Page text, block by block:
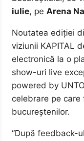
iulie, peArena
Noutatea ediției
viziunii KAPITAL
electronică la o
show-uri live
powered by
celebrare pe
bucureștenilor.
“După feedback-